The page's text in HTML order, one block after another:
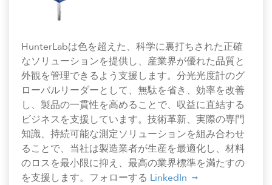
HunterLabは色を超えた、科学に裏打ちされた正確
なソリューションを提供し、産業界が優れた品質と
外観を管理できるよう支援します。分光光度計のグ
ローバルリーダーとして、無駄を省き、効率を改善
し、製品の一貫性を高めることで、収益に直結する
ビジネスを支援しています。技術革新、実際の専門
知識、持続可能な測定ソリューションを組み合わせ
ることで、当社は製造業者が生産を最適化し、材料
のロスを最小限に抑え、最高の業界標準を満たすの
を支援します。フォローする LinkedIn